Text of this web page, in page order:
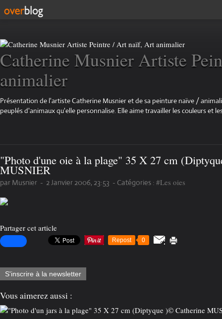
Catherine Musnier Artiste
animalier
Présentation de l'artiste Catherine Musnier et de sa peinture naïve /
peuplés d'animaux qu'elle personnalise. Elle aime travailler les couleurs et
"Photo d'une oie à la plage" 35 X 27 cm
MUSNIER
par Musnier - 2 Janvier 2006, 23:53 - Catégories : #Les oies
Partager cet article
Repost 0
S'inscrire à la newsletter
Vous aimerez aussi :